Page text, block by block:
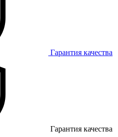
Гарантия качества
Гарантия качества